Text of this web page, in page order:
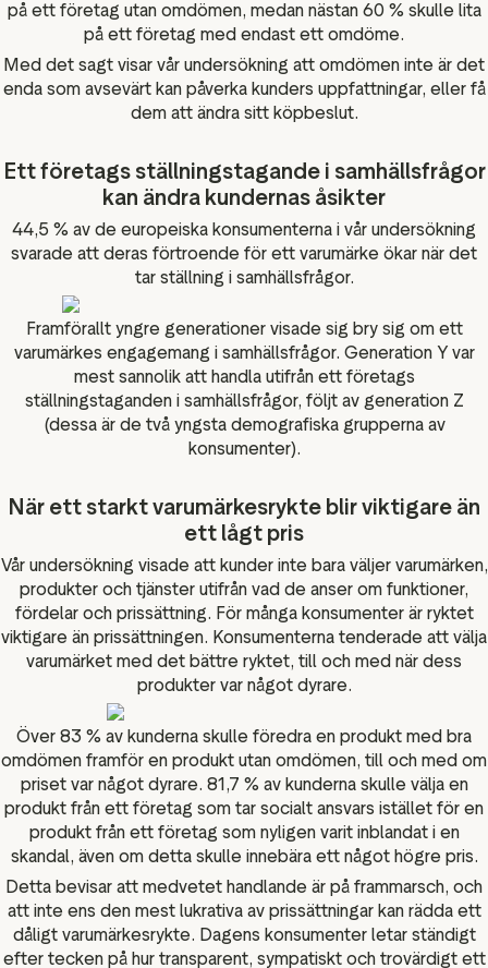
på ett företag utan omdömen, medan nästan 60 % skulle lita
på ett företag med endast ett omdöme.
Med det sagt visar vår undersökning att omdömen inte är det
enda som avsevärt kan påverka kunders uppfattningar, eller få
dem att ändra sitt köpbeslut.
Ett företags ställningstagande i samhällsfrågor
kan ändra kundernas åsikter
44,5 % av de europeiska konsumenterna i vår undersökning
svarade att deras förtroende för ett varumärke ökar när det
tar ställning i samhällsfrågor.
Framförallt yngre generationer visade sig bry sig om ett
varumärkes engagemang i samhällsfrågor. Generation Y var
mest sannolik att handla utifrån ett företags
ställningstaganden i samhällsfrågor, följt av generation Z
(dessa är de två yngsta demografiska grupperna av
konsumenter).
När ett starkt varumärkesrykte blir viktigare än
ett lågt pris
Vår undersökning visade att kunder inte bara väljer varumärken,
produkter och tjänster utifrån vad de anser om funktioner,
fördelar och prissättning. För många konsumenter är ryktet
viktigare än prissättningen. Konsumenterna tenderade att välja
varumärket med det bättre ryktet, till och med när dess
produkter var något dyrare.
Över 83 % av kunderna skulle föredra en produkt med bra
omdömen framför en produkt utan omdömen, till och med om
priset var något dyrare. 81,7 % av kunderna skulle välja en
produkt från ett företag som tar socialt ansvars istället för en
produkt från ett företag som nyligen varit inblandat i en
skandal, även om detta skulle innebära ett något högre pris.
Detta bevisar att medvetet handlande är på frammarsch, och
att inte ens den mest lukrativa av prissättningar kan rädda ett
dåligt varumärkesrykte. Dagens konsumenter letar ständigt
efter tecken på hur transparent, sympatiskt och trovärdigt ett